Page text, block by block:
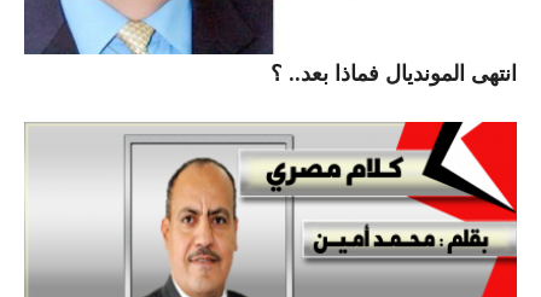
انتهى المونديال فماذا بعد.. ؟